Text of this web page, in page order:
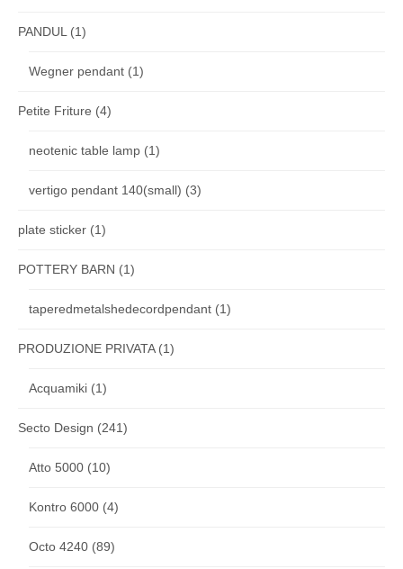
PANDUL (1)
Wegner pendant (1)
Petite Friture (4)
neotenic table lamp (1)
vertigo pendant 140(small) (3)
plate sticker (1)
POTTERY BARN (1)
taperedmetalshedecordpendant (1)
PRODUZIONE PRIVATA(1)
Acquamiki (1)
Secto Design (241)
Atto 5000 (10)
Kontro 6000 (4)
Octo 4240 (89)